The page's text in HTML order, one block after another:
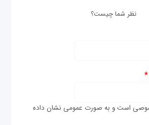
نظر شما چیست؟
*
است و به صورت عمومی نشان داده